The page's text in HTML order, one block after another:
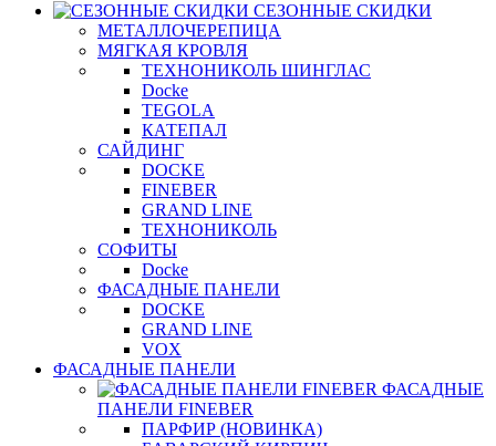
СЕЗОННЫЕ СКИДКИ
МЕТАЛЛОЧЕРЕПИЦА
МЯГКАЯ КРОВЛЯ
ТЕХНОНИКОЛЬ ШИНГЛАС
Docke
TEGOLA
КАТЕПАЛ
САЙДИНГ
DOCKE
FINEBER
GRAND LINE
ТЕХНОНИКОЛЬ
СОФИТЫ
Docke
ФАСАДНЫЕ ПАНЕЛИ
DOCKE
GRAND LINE
VOX
ФАСАДНЫЕ ПАНЕЛИ
ФАСАДНЫЕ
ПАНЕЛИ FINEBER
ПАРФИР (НОВИНКА)